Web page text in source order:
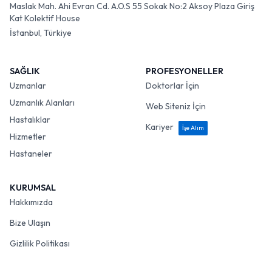
Maslak Mah. Ahi Evran Cd. A.O.S 55 Sokak No:2 Aksoy Plaza Giriş
Kat Kolektif House
İstanbul, Türkiye
SAĞLIK
Uzmanlar
Uzmanlık Alanları
Hastalıklar
Hizmetler
Hastaneler
PROFESYONELLER
Doktorlar İçin
Web Siteniz İçin
Kariyer
İşe Alım
KURUMSAL
Hakkımızda
Bize Ulaşın
Gizlilik Politikası